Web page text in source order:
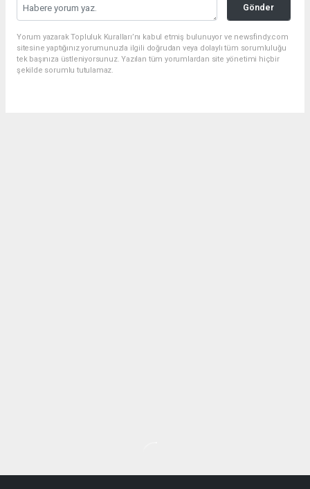
Gönder
Yorum yazarak Topluluk Kuralları’nı kabul etmiş bulunuyor ve newsfindy.com
sitesine yaptığınız yorumunuzla ilgili doğrudan veya dolaylı tüm sorumluluğu
tek başınıza üstleniyorsunuz. Yazılan tüm yorumlardan site yönetimi hiçbir
şekilde sorumlu tutulamaz.